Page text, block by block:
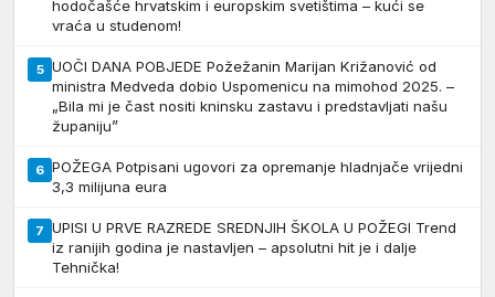
hodočašće hrvatskim i europskim svetištima – kući se
vraća u studenom!
5 UOČI DANA POBJEDE Požežanin Marijan Križanović od
ministra Medveda dobio Uspomenicu na mimohod 2025. –
„Bila mi je čast nositi kninsku zastavu i predstavljati našu
županiju”
6 POŽEGA Potpisani ugovori za opremanje hladnjače vrijedni
3,3 milijuna eura
7 UPISI U PRVE RAZREDE SREDNJIH ŠKOLA U POŽEGI Trend
iz ranijih godina je nastavljen – apsolutni hit je i dalje
Tehnička!